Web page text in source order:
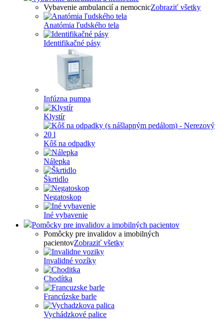
Vybavenie ambulancií a nemocnicZobraziť všetky
Anatómia ľudského tela
Identifikačné pásy
Infúzna pumpa
Klystír
Kôš na odpadky
Nálepka
Škrtidlo
Negatoskop
Iné vybavenie
Pomôcky pre invalidov a imobilných pacientov
Pomôcky pre invalidov a imobilných
pacientovZobraziť všetky
Invalidné vozíky
Chodítka
Francúzske barle
Vychádzkové palice